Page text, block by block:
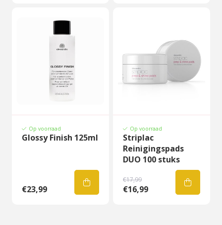
Op voorraad
Glossy Finish 125ml
€23,99
Op voorraad
Striplac
Reinigingspads
DUO 100 stuks
€17,99
€16,99